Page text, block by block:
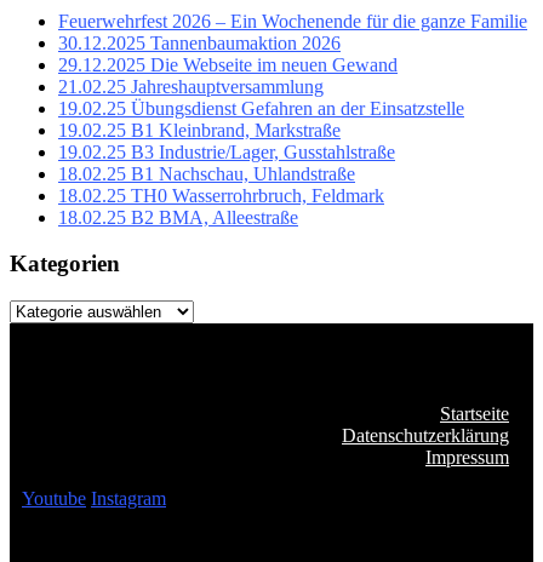
Feuerwehrfest 2026 – Ein Wochenende für die ganze Familie
30.12.2025 Tannenbaumaktion 2026
29.12.2025 Die Webseite im neuen Gewand
21.02.25 Jahreshauptversammlung
19.02.25 Übungsdienst Gefahren an der Einsatzstelle
19.02.25 B1 Kleinbrand, Markstraße
19.02.25 B3 Industrie/Lager, Gusstahlstraße
18.02.25 B1 Nachschau, Uhlandstraße
18.02.25 TH0 Wasserrohrbruch, Feldmark
18.02.25 B2 BMA, Alleestraße
Kategorien
Kategorien
Startseite
Datenschutzerklärung
Impressum
Youtube Instagram